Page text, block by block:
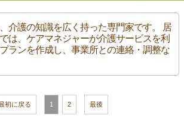
介護の知識を広く持った専門家です。 居
は、ケアマネジャーが介護サービスを利
ランを作成し、事業所との連絡・調整な
初に戻る 1 2 最後